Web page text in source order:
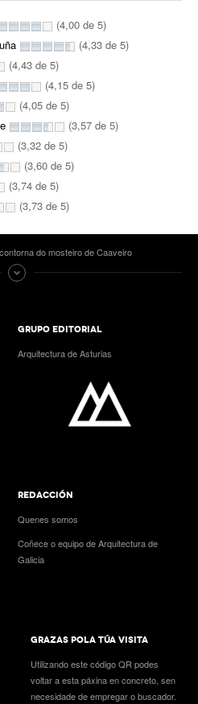
(4,00 de 5)
(4,33 de 5)
(4,43 de 5)
(4,15 de 5)
(4,05 de 5)
(3,57 de 5)
(3,32 de 5)
(3,60 de 5)
(3,74 de 5)
(3,73 de 5)
do mosteiro de Caaveiro
GRUPO EDITORIAL
Arquitectura de Asturias
REDACCIÓN
Quenes somos
Coñece o equipo de Arquitectura de
Galicia
GRAZAS POLA TÚA VISITA
Utilizando este código QR podes
voltar a esta páxina en concreto, sen
necesidade de empregar o buscador.